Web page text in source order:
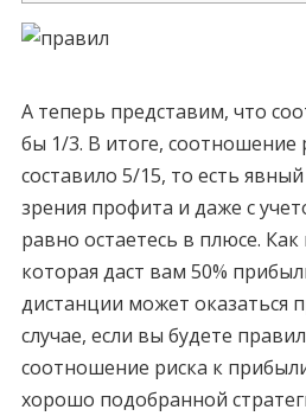
А теперь представим, что
бы 1/3. В итоге, соотношение
составило 5/15, то есть
зрения профита и даже с
равно остаетесь в плюсе. Как
которая даст вам 50%
дистанции может оказаться
случае, если вы будете
соотношение риска к
хорошо подобранной